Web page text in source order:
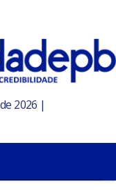
2026 |